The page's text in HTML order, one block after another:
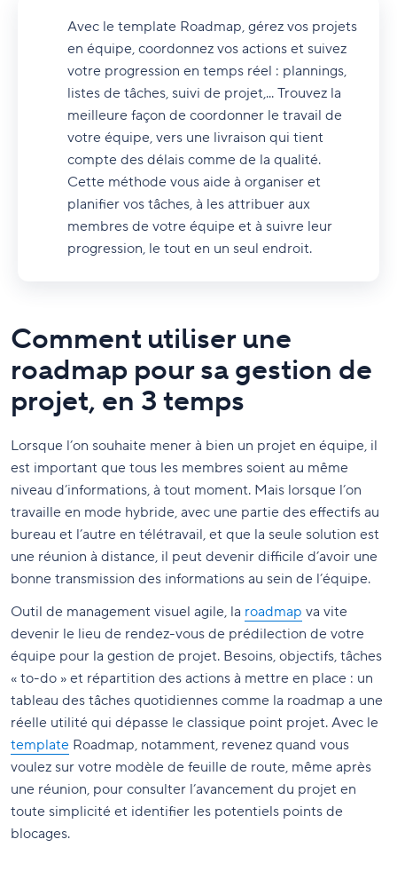
Avec le template Roadmap, gérez vos projets
en équipe, coordonnez vos actions et suivez
votre progression en temps réel : plannings,
listes de tâches, suivi de projet,... Trouvez la
meilleure façon de coordonner le travail de
votre équipe, vers une livraison qui tient
compte des délais comme de la qualité.
Cette méthode vous aide à organiser et
planifier vos tâches, à les attribuer aux
membres de votre équipe et à suivre leur
progression, le tout en un seul endroit.
‍Comment utiliser une
roadmap pour sa gestion de
projet, en 3 temps
Lorsque l’on souhaite mener à bien un projet en équipe, il
est important que tous les membres soient au même
niveau d’informations, à tout moment. Mais lorsque l’on
travaille en mode hybride, avec une partie des effectifs au
bureau et l’autre en télétravail, et que la seule solution est
une réunion à distance, il peut devenir difficile d’avoir une
bonne transmission des informations au sein de l’équipe.
Outil de management visuel agile, la roadmap va vite
devenir le lieu de rendez-vous de prédilection de votre
équipe pour la gestion de projet. Besoins, objectifs, tâches
« to-do » et répartition des actions à mettre en place : un
tableau des tâches quotidiennes comme la roadmap a une
réelle utilité qui dépasse le classique point projet. Avec le
template Roadmap, notamment, revenez quand vous
voulez sur votre modèle de feuille de route, même après
une réunion, pour consulter l’avancement du projet en
toute simplicité et identifier les potentiels points de
blocages.